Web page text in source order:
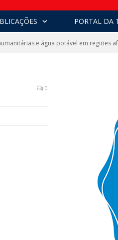
PORTAL DA
e água potável em regiões
0